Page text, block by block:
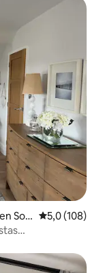
Sou Calificación
5,0 (108)